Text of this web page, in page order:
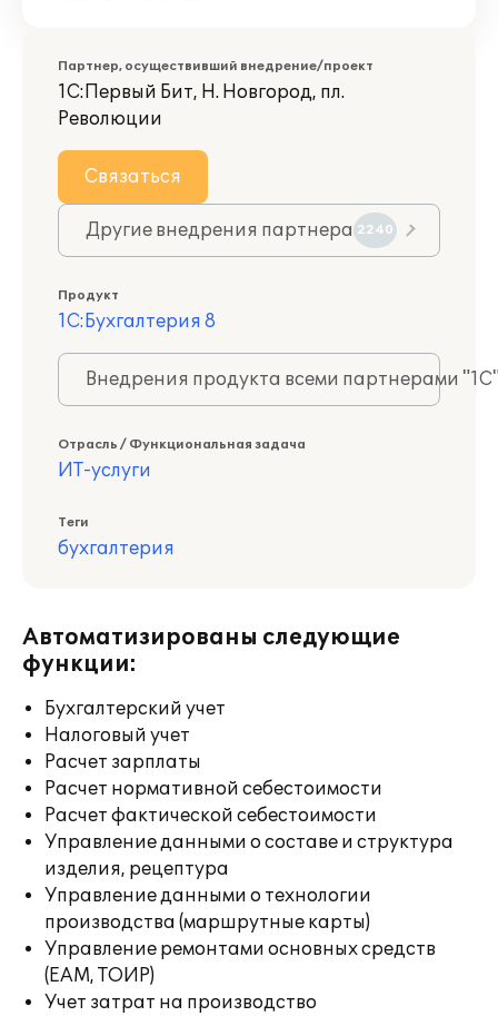
Партнер, осуществивший внедрение/проект
1С:Первый Бит, Н. Новгород, пл.
Революции
Связаться
Другие внедрения партнера 2240
Продукт
1С:Бухгалтерия 8
Внедрения продукта всеми партнерами
Отрасль / Функциональная задача
ИТ-услуги
Теги
бухгалтерия
Автоматизированы следующие
функции:
Бухгалтерский учет
Налоговый учет
Расчет зарплаты
Расчет нормативной себестоимости
Расчет фактической себестоимости
Управление данными о составе и структура
изделия, рецептура
Управление данными о технологии
производства (маршрутные карты)
Управление ремонтами основных средств
(EAM, ТОИР)
Учет затрат на производство